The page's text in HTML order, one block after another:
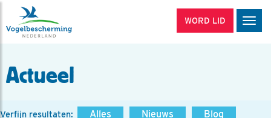
WORD LID
Actueel
Verfijn resultaten: Alles Nieuws
Blog